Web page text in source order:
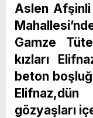
Aslen Afşinli
Gamze
kızları
beton
gözyaşları